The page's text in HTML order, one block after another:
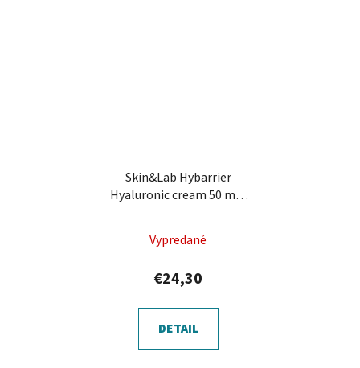
Skin&Lab Hybarrier
Hyaluronic cream 50 ml -
hyalurónovou
Vypredané
€24,30
DETAIL